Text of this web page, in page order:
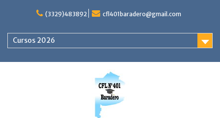
(3329)483892 cfl401baradero@gmail.com
Cursos 2026